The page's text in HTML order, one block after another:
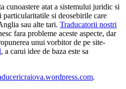
cunoastere atat a sistemului juridic si
si deosebirile care
sau alte tari. Traducatorii nostri
fara probleme aceste aspecte, dar
unui vorbitor de pe site-
, a carui idee de baza este sa
.